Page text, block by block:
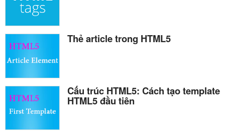
Thẻ article trong HTML5
Cấu trúc HTML5: Cách tạo template
HTML5 đầu tiên